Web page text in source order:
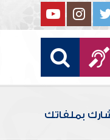
بملفاتك